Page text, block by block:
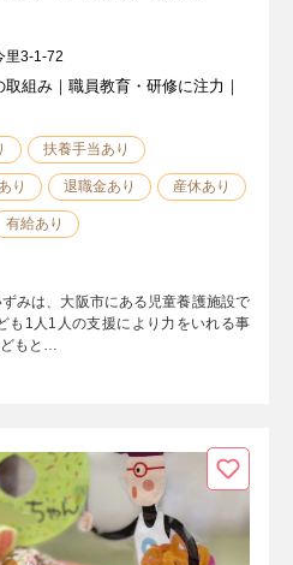
里3-1-72
組み｜職員教育・研修に注力｜
扶養手当あり
り 退職金あり 産休あり
有給あり
みは、大阪市にある児童養護施設で
も1人1人の支援により力をいれる事
どもと…